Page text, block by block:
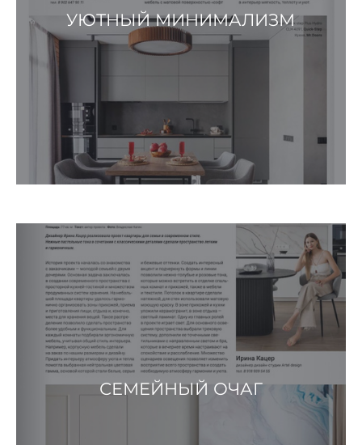
УЮТНЫЙ МИНИМАЛИЗМ
СЕМЕЙНЫЙ ОЧАГ